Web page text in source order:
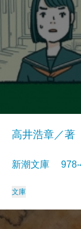
高井浩章／著
新潮文庫
文庫